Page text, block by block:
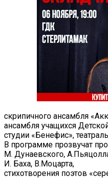
скрипичного ансамбля
ансамбля учащихся
студии «Бенефис»,
В программе прозвучат
М. Дунаевского,
И. Баха, В.Моцарта,
стихотворения поэтов